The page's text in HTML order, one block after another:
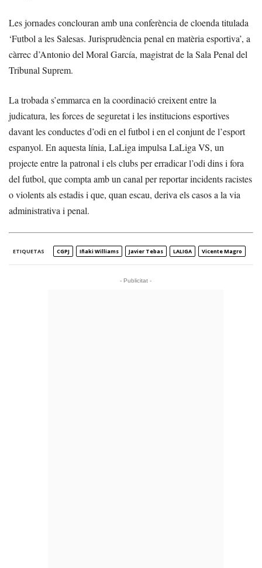
Les jornades conclouran amb una conferència de cloenda titulada
‘Futbol a les Salesas. Jurisprudència penal en matèria esportiva’, a
càrrec d’Antonio del Moral García, magistrat de la Sala Penal del
Tribunal Suprem.
La trobada s’emmarca en la coordinació creixent entre la
judicatura, les forces de seguretat i les institucions esportives
davant les conductes d’odi en el futbol i en el conjunt de l’esport
espanyol. En aquesta línia, LaLiga impulsa LaLiga VS, un
projecte entre la patronal i els clubs per erradicar l’odi dins i fora
del futbol, que compta amb un canal per reportar incidents racistes
o violents als estadis i que, quan escau, deriva els casos a la via
administrativa i penal.
ETIQUETAS CGPJ Iñaki Williams Javier Tebas LALIGA Vicente Magro
- Publicitat -